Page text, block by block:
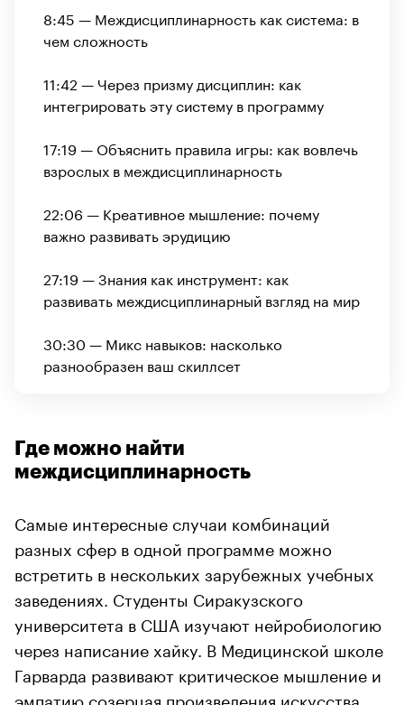
8:45 — Междисциплинарность как система: в
чем сложность
11:42 — Через призму дисциплин: как
интегрировать эту систему в программу
17:19 — Объяснить правила игры: как вовлечь
взрослых в междисциплинарность
22:06 — Креативное мышление: почему
важно развивать эрудицию
27:19 — Знания как инструмент: как
развивать междисциплинарный взгляд на мир
30:30 — Микс навыков: насколько
разнообразен ваш скиллсет
Где можно найти
междисциплинарность
Самые интересные случаи комбинаций
разных сфер в одной программе можно
встретить в нескольких зарубежных учебных
заведениях. Студенты Сиракузского
университета в США изучают нейробиологию
через написание хайку. В Медицинской школе
Гарварда развивают критическое мышление и
эмпатию созерцая произведения искусства.